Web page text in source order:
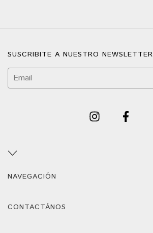
SUSCRIBITE A NUESTRO NEWSLETTER
NAVEGACIÓN
CONTACTÁNOS